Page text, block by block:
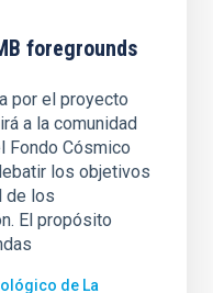
foregrounds
por el proyecto
a la comunidad
Fondo Cósmico
los objetivos
de los
El propósito
de La